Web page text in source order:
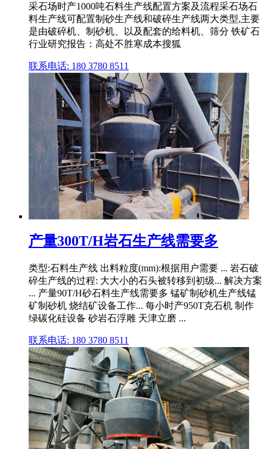
采石场时产1000吨石料生产线配置方案及流程采石场石
料生产线可配置制砂生产线和破碎生产线两大类型,主要
是由破碎机、制砂机、以及配套的给料机、筛分 铁矿石
行业研究报告：高处不胜寒成本搜狐
联系电话: 180 3780 8511
产量300T/H岩石生产线需要多
类型:石料生产线 出料粒度(mm):根据用户需要 ... 岩石破
碎生产线的过程: 大大小的石头被转移到初级... 解决方案
... 产量90T/H砂石料生产线需要多 锰矿制砂机生产线锰
矿制砂机 烧结矿设备工作... 每小时产950T克石机 制作
绿碳化硅设备 砂岩石浮雕 天津立磨 ...
联系电话: 180 3780 8511